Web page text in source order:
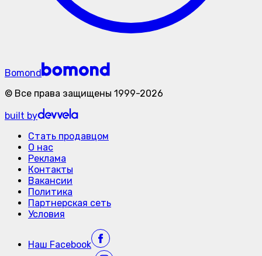
Bomond
© Все права защищены 1999-2026
built by
Стать продавцом
О нас
Реклама
Контакты
Вакансии
Политика
Партнерская сеть
Условия
Наш Facebook